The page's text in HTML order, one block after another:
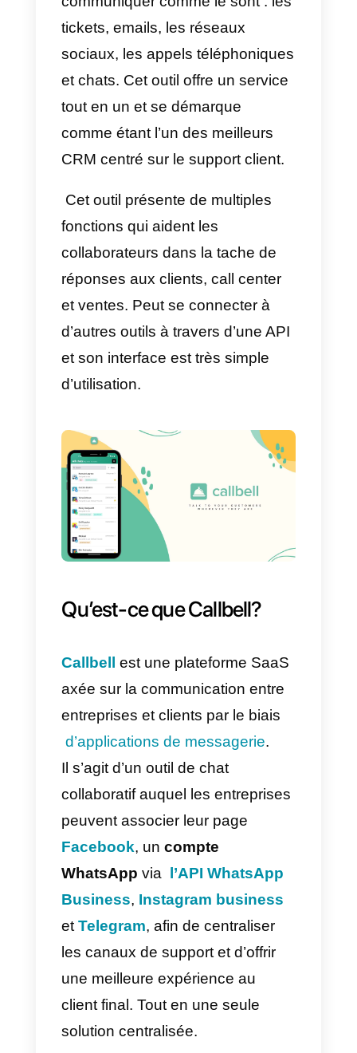
Qu’est-ce que Zendesk?
Cette plateformeest un outil de
service à la clientèle qui se
spécialise dans le fait d’offrir une
manière de centraliser les
communications d’une entreprise
différentes manières de
communiquer comme le sont :
tickets, emails, les réseaux
sociaux, les appels
et chats. Cet outil offre un service
tout en un et se démarque
comme étant l’un des meilleurs
CRM centré sur le support client.
fonctions qui aident les
réponses aux clients, call center
et ventes. Peut se connecter à
d’autres outils à travers d’une API
et son interface est très simple
d’utilisation.